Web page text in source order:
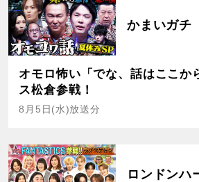
かまいガチ
オモロ怖い「でな、話はここか
ス松倉参戦！
8月5日(水)放送分
ロンドンハ